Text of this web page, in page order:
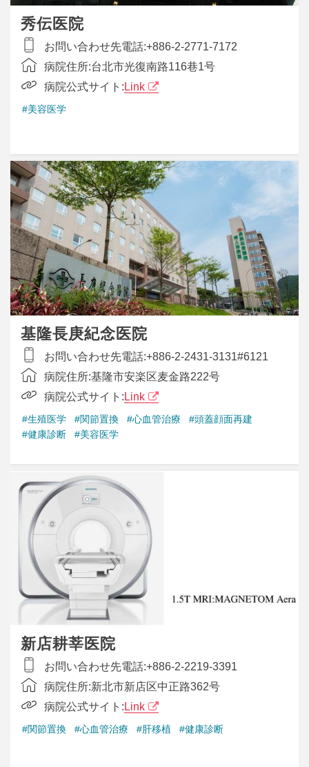
秀伝医院
お問い合わせ先電話:+886-2-2771-7172
病院住所:台北市光復南路116巷1号
病院公式サイト: Link
#美容医学
基隆長庚紀念医院
お問い合わせ先電話:+886-2-2431-3131#6121
病院住所:基隆市安楽区麦金路222号
病院公式サイト: Link
#生殖医学 #関節置換 #心血管治療
#頭蓋顔面再建
#健康診断
#美容医学
新店耕莘医院
お問い合わせ先電話:+886-2-2219-3391
病院住所:新北市新店区中正路362号
病院公式サイト: Link
#関節置換 #心血管治療 #肝移植 #健康診断